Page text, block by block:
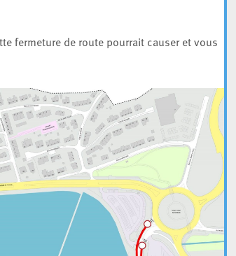
fermeture de route pourrait causer et vous